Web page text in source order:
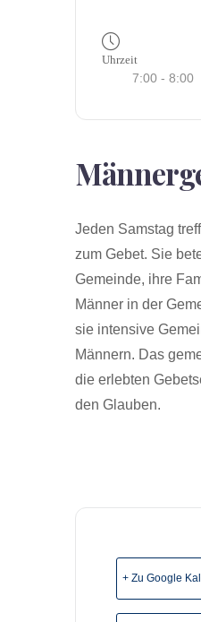
Uhrzeit
7:00 - 8:00
Jeden Samstag
zum Gebet. Sie
Gemeinde, ihre
Männer in der
sie intensive
Männern. Das
die erlebten
den Glauben.
+ Zu Google